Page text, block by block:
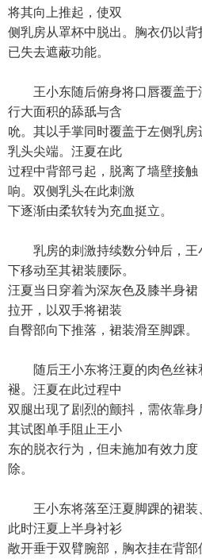
将其向上推起，使双
侧乳房从罩杯中脱出。胸衣仍以
已失去遮蔽功能。
王小东随后俯身将口唇覆盖于
行大面积的舔舐与含
吮。其以手掌同时覆盖于左侧乳
乳头尖端。汪夏在此
过程中背部弓起，脱离了墙壁接
响。双侧乳头在此刺激
下逐渐由柔软转为充血挺立。
乳房的刺激持续数分钟后，王
下移动至其裙装腰际。
汪夏当日穿着为深灰色及膝半身
拉开，以双手将裙装
自臀部向下推落，裙装滑至脚踝。
随后王小东将汪夏的肉色丝袜
褪。汪夏在此过程中
双腿出现了剧烈的颤抖，需依靠身
其试图单手阻止王小
东的脱衣行为，但未施加有效力
除。
王小东将落至汪夏脚踝的裙装
此时汪夏上半身衬衫
敞开垂于双臂腕部，胸衣挂在背